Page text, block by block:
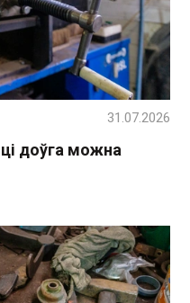
доўга можна
31.07.2026